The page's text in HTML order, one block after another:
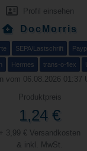
Profil einsehen
DocMorris
SEPA/Lastschrift
Hermes trans-o-flex
vom 06.08.2026 01:37
Produktpreis
1,24 €
+ 3,99 € Versandkosten
& inkl. MwSt.